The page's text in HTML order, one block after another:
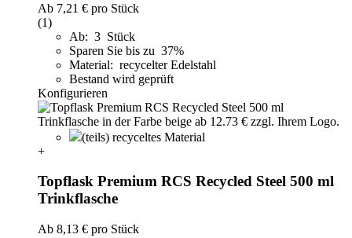
Ab 7,21 € pro Stück
(1)
Ab: 3 Stück
Sparen Sie bis zu 37%
Material: recycelter Edelstahl
Bestand wird geprüft
Konfigurieren
(teils) recyceltes Material
+
Topflask Premium RCS Recycled Steel 500 ml
Trinkflasche
Ab 8,13 € pro Stück